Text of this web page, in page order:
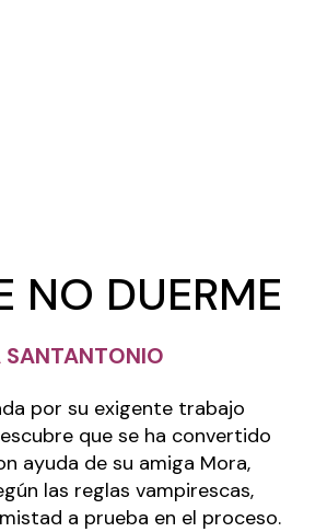
NO DUERME
por su exigente trabajo
que se ha convertido
ayuda de su amiga Mora,
las reglas vampirescas,
a prueba en el proceso.